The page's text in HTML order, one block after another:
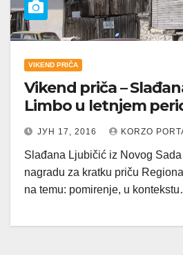
VIKEND PRIČA
Vikend priča –
Limbo u letnjem
ЈУН 17, 2016 KORZO
Slađana Ljubičić iz Novog
nagradu za kratku priču
na temu: pomirenje, u